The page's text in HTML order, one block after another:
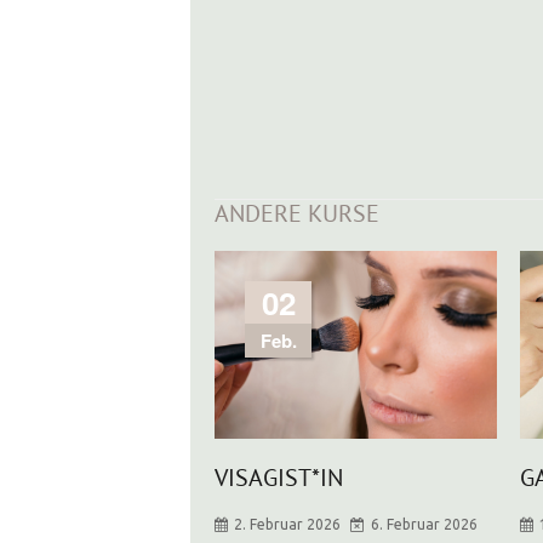
ANDERE KURSE
02
Feb.
VISAGIST*IN
2. Februar 2026 6. Februar 2026